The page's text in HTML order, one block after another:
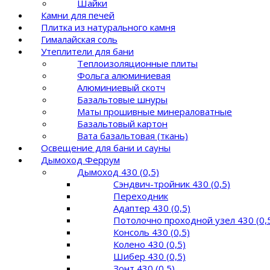
Шайки
Камни для печей
Плитка из натурального камня
Гималайская соль
Утеплители для бани
Теплоизоляционные плиты
Фольга алюминиевая
Алюминиевый скотч
Базальтовые шнуры
Маты прошивные минераловатные
Базальтовый картон
Вата базальтовая (ткань)
Освещение для бани и сауны
Дымоход Феррум
Дымоход 430 (0,5)
Сэндвич-тройник 430 (0,5)
Переходник
Адаптер 430 (0,5)
Потолочно проходной узел 430
Консоль 430 (0,5)
Колено 430 (0,5)
Шибер 430 (0,5)